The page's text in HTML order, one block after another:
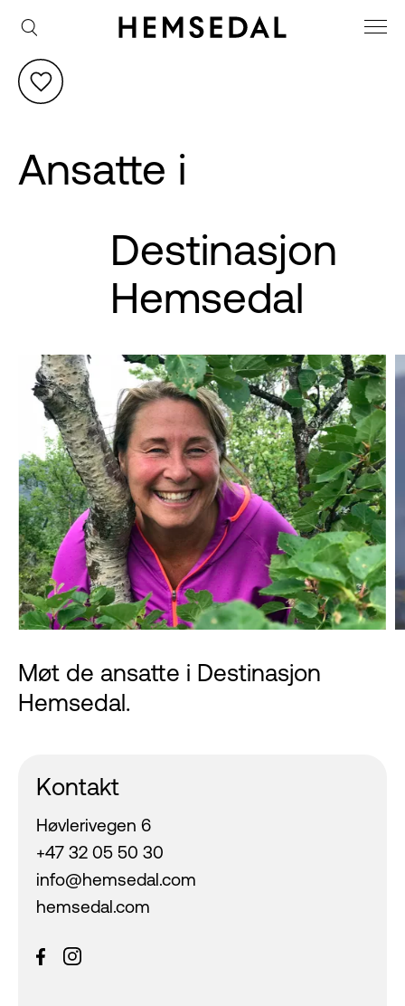
Ansatte i
Destinasjon
Hemsedal
Møt de ansatte i Destinasjon
Hemsedal.
Kontakt
Høvlerivegen 6
+47 32 05 50 30
info@hemsedal.com
hemsedal.com